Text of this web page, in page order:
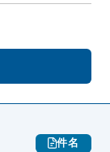
件名